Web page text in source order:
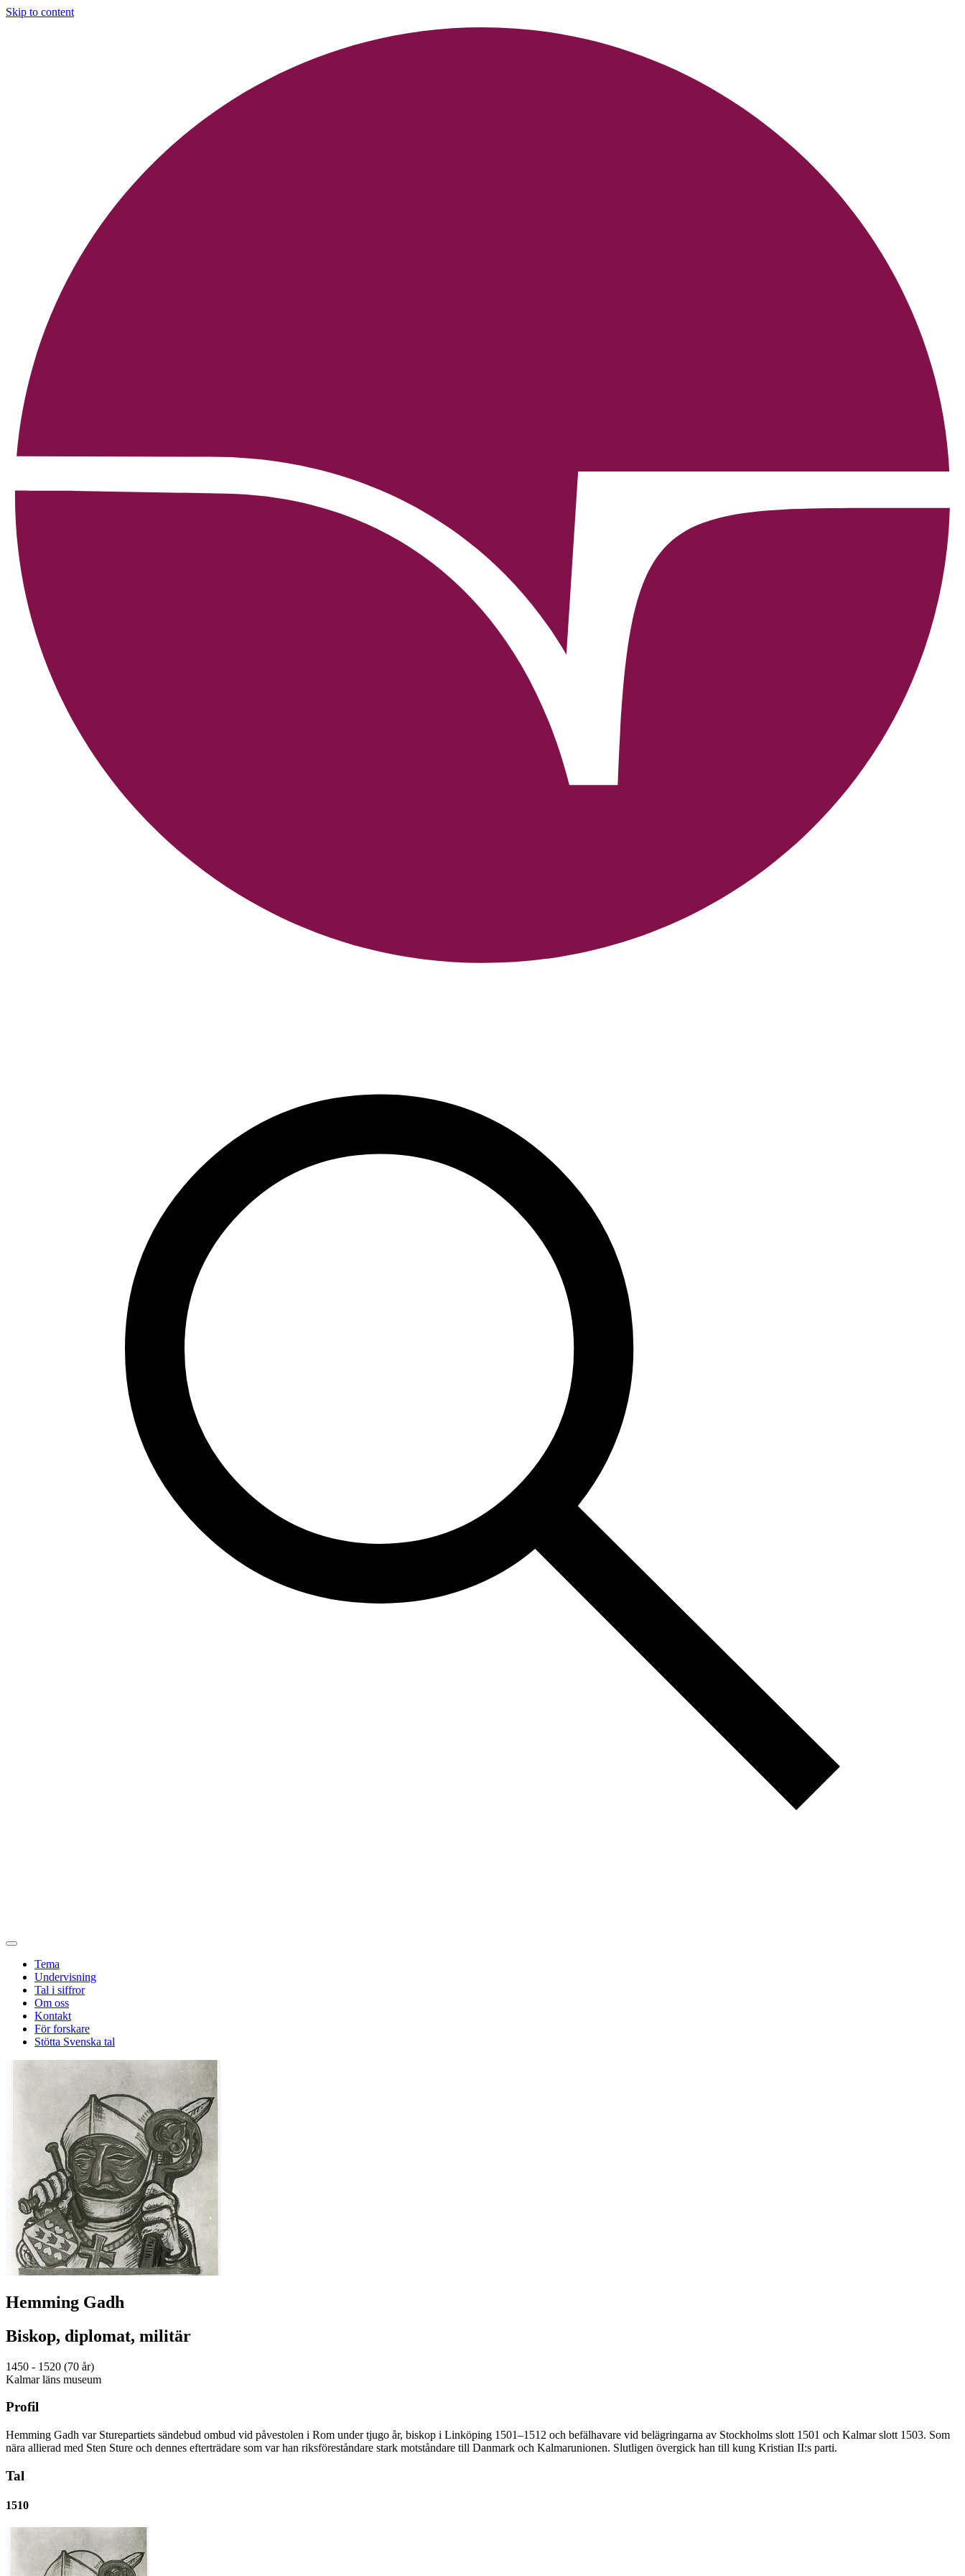
Skip to content
Tema
Undervisning
Tal i siffror
Om oss
Kontakt
För forskare
Stötta Svenska tal
Hemming Gadh
Biskop, diplomat, militär
1450 - 1520 (70 år)
Kalmar läns museum
Profil
Hemming Gadh var Sturepartiets sändebud ombud vid påvestolen i Rom under tjugo år, biskop i Linköping 1501–1512 och befälhavare vid belägringarna av Stockholms slott 1501 och Kalmar slott 1503. Som
nära allierad med Sten Sture och dennes efterträdare som var han riksföreståndare stark motståndare till Danmark och Kalmarunionen. Slutligen övergick han till kung Kristian II:s parti.
Tal
1510